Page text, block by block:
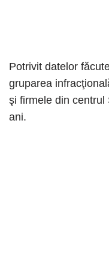
Potrivit datelor
gruparea
şi firmele din centrul
ani.